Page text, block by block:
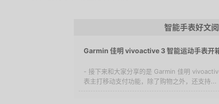
智能手表好文
Garmin 佳明 vivoactive 3 智能运动手表开
- 接下来和大家分享的是 Garmin 佳明
表主打移动支付功能，除了购物之外，还支持...